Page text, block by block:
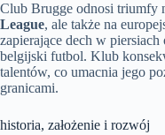
Club Brugge odnosi triumfy
League, ale także na
zapierające dech w
belgijski futbol. Klub
talentów, co umacnia jego
granicami.
historia, założenie i rozwój